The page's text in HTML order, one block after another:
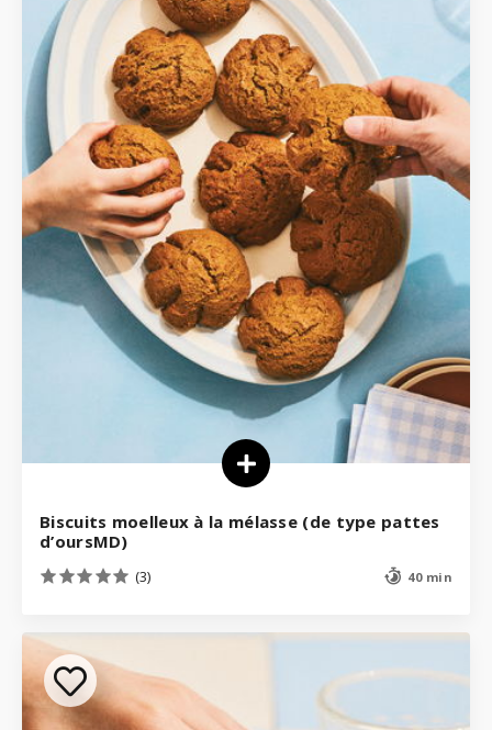
Biscuits moelleux à la mélasse (de type pattes
d’oursMD)
(3) 40 min